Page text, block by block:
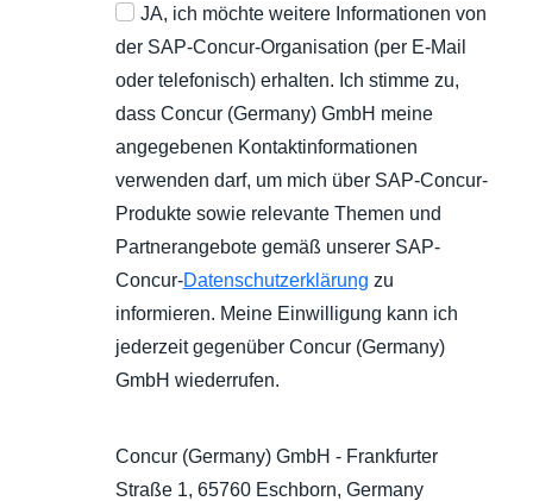
JA, ich möchte weitere Informationen von
der SAP-Concur-Organisation (per E-Mail
oder telefonisch) erhalten. Ich stimme zu,
dass Concur (Germany) GmbH meine
angegebenen Kontaktinformationen
verwenden darf, um mich über SAP-Concur-
Produkte sowie relevante Themen und
Partnerangebote gemäß unserer SAP-
Concur-Datenschutzerklärung zu
informieren. Meine Einwilligung kann ich
jederzeit gegenüber Concur (Germany)
GmbH wiederrufen.
Concur (Germany) GmbH - Frankfurter
Straße 1, 65760 Eschborn, Germany